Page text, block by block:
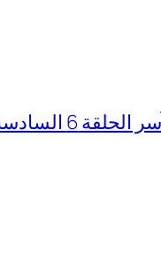
بدقة عالية